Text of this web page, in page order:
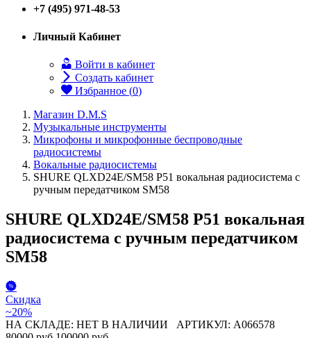
+7 (495) 971-48-53
Личный Кабинет
Войти в кабинет
Создать кабинет
Избранное (0)
Магазин D.M.S
Музыкальные инструменты
Микрофоны и микрофонные беспроводные
радиосистемы
Вокальные радиосистемы
SHURE QLXD24E/SM58 P51 вокальная радиосистема с
ручным передатчиком SM58
SHURE QLXD24E/SM58 P51 вокальная
радиосистема с ручным передатчиком
SM58
Скидка
~20%
НА СКЛАДЕ: НЕТ В НАЛИЧИИ АРТИКУЛ: A066578